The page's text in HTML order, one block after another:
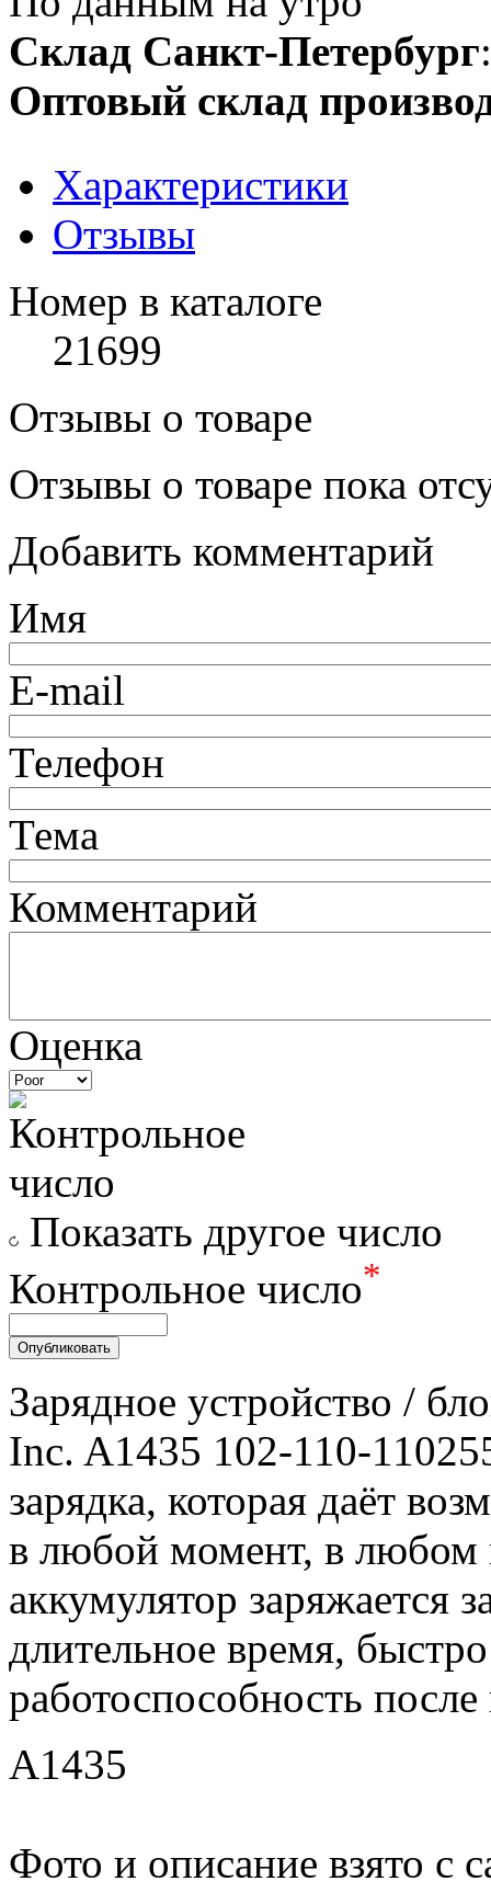
Склад Санкт-Петербург
Оптовый склад
Характеристики
Отзывы
Номер в каталоге
21699
Отзывы о товаре
Отзывы о товаре пока
Добавить комментарий
Имя
E-mail
Телефон
Тема
Комментарий
Оценка
Показать другое число
Контрольное число*
Зарядное уcтройство /
Inc. A1435 102-110-
зарядка, которая даёт
в любой момент, в
аккумулятор заряжается
длительное время, быстро
работоспособность
A1435
Фото и описание взято с